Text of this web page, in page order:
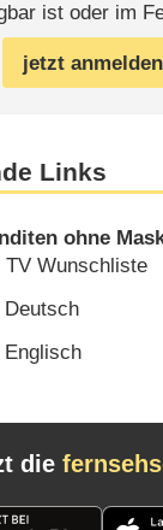
ist oder im
jetzt anmelden
Links
ohne
TV Wunschliste
die